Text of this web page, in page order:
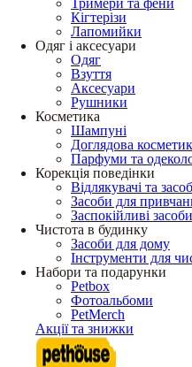
Тримери та фени
Кігтерізи
Лапомийки
Одяг і аксесуари
Одяг
Взуття
Аксесуари
Рушники
Косметика
Шампуні
Доглядова
Парфуми та
Корекція поведінки
Відлякувачі та
Засоби для
Заспокійливі засоби
Чистота в будинку
Засоби для дому
Інструменти для
Набори та подарунки
Petbox
Фотоальбоми
PetMerch
Акції та знижки